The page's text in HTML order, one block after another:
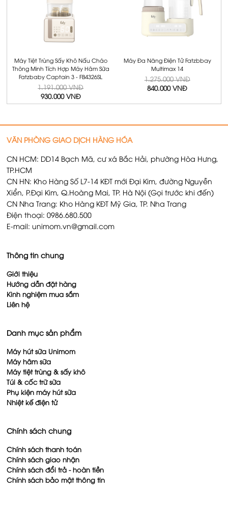
Máy Tiệt Trùng Sấy Khô Nấu Cháo
Thông Minh Tích Hợp Máy Hâm Sữa
Fatzbaby Captain 3 - FB4326SL
1.191.000 VNĐ
930.000 VNĐ
Máy Đa Năng Điện Tử Fatzbbay
Multimax 14
1.275.000 VNĐ
840.000 VNĐ
VĂN PHÒNG GIAO DỊCH HÀNG HÓA
CN HCM: DD14 Bạch Mã, cư xá Bắc Hải, phường Hòa Hưng,
TP.HCM
CN HN: Kho Hàng Số L7-14 KĐT mới Đại Kim, đường Nguyễn
Xiển, P.Đại Kim, Q.Hoàng Mai, TP. Hà Nội (Gọi trước khi đến)
CN Nha Trang: Kho Hàng KĐT Mỹ Gia, TP. Nha Trang
Điện thoại: 0986.680.500
E-mail: unimom.vn@gmail.com
Thông tin chung
Giới thiệu
Hướng dẫn đặt hàng
Kinh nghiệm mua sắm
Liên hệ
Danh mục sản phẩm
Máy hút sữa Unimom
Máy hâm sữa
Máy tiệt trùng & sấy khô
Túi & cốc trữ sữa
Phụ kiện máy hút sữa
Nhiệt kế điện tử
Chính sách chung
Chính sách thanh toán
Chính sách giao nhận
Chính sách đổi trả - hoàn tiền
Chính sách bảo mật thông tin